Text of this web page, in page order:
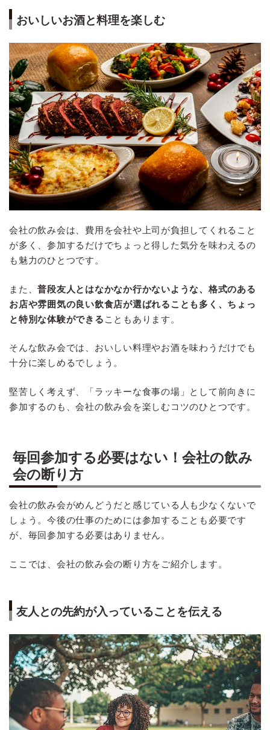
おいしいお酒と料理を楽しむ
会社の飲み会は、費用を会社や上司が負担してくれること
が多く、参加するだけでちょっと得した気分を味わえるの
も魅力のひとつです。
また、普段友人とはなかなか行かないような、格式のある
お店や雰囲気の良い飲食店が選ばれることも多く、ちょっ
と特別な体験ができる こともあります。
そんな飲み会では、おいしい料理やお酒を味わうだけでも
十分に楽しめるでしょう。
堅苦しく考えず、「ラッキーな食事の場」として前向きに
参加するのも、会社の飲み会を楽しむコツのひとつです。
毎回参加する必要はない！会社の飲み
会の断り方
会社の飲み会がめんどうだと感じている人も少なくないで
しょう。今後の仕事のためには参加することも必要です
が、毎回参加する必要はありません。
ここでは、会社の飲み会の断り方をご紹介します。
友人との先約が入っていることを伝える